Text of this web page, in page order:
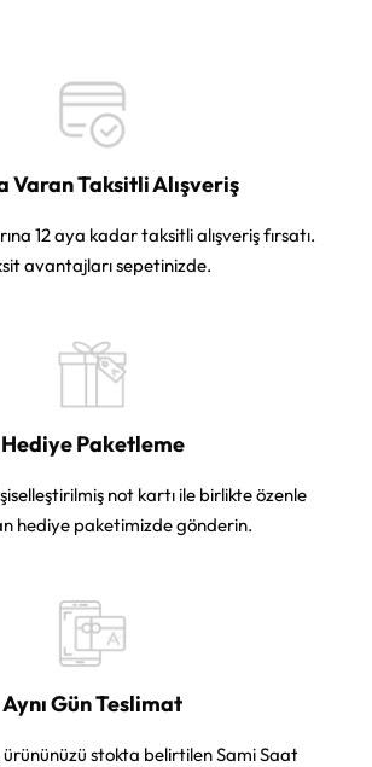
Varan Taksitli Alışveriş
12 aya kadar taksitli alışveriş fırsatı.
avantajları sepetinizde.
Hediye Paketleme
not kartı ile birlikte özenle
hediye paketimizde gönderin.
Aynı Gün Teslimat
stokta belirtilen Sami Saat